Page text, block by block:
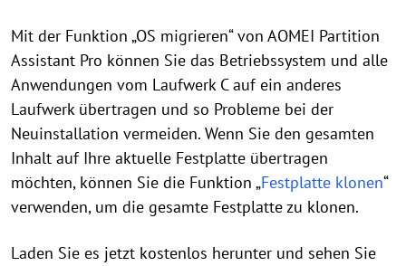
Mit der Funktion „OS migrieren“ von AOMEI Partition
Assistant Pro können Sie das Betriebssystem und alle
Anwendungen vom Laufwerk C auf ein anderes
Laufwerk übertragen und so Probleme bei der
Neuinstallation vermeiden. Wenn Sie den gesamten
Inhalt auf Ihre aktuelle Festplatte übertragen
möchten, können Sie die Funktion „Festplatte klonen“
verwenden, um die gesamte Festplatte zu klonen.
Laden Sie es jetzt kostenlos herunter und sehen Sie